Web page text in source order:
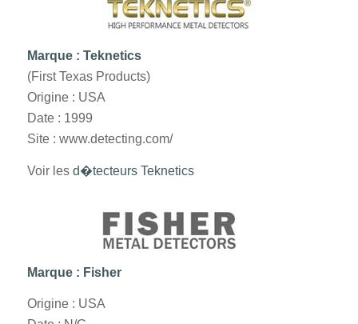
Marque : Teknetics
(First Texas Products)
Origine : USA
Date : 1999
Site : www.detecting.com/
Voir les d�tecteurs Teknetics
Marque : Fisher
Origine : USA